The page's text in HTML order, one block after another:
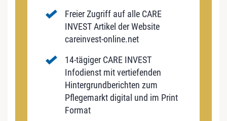
Freier Zugriff auf alle CARE
INVEST Artikel der Website
careinvest-online.net
14-tägiger CARE INVEST
Infodienst mit vertiefenden
Hintergrundberichten zum
Pflegemarkt digital und im Print
Format